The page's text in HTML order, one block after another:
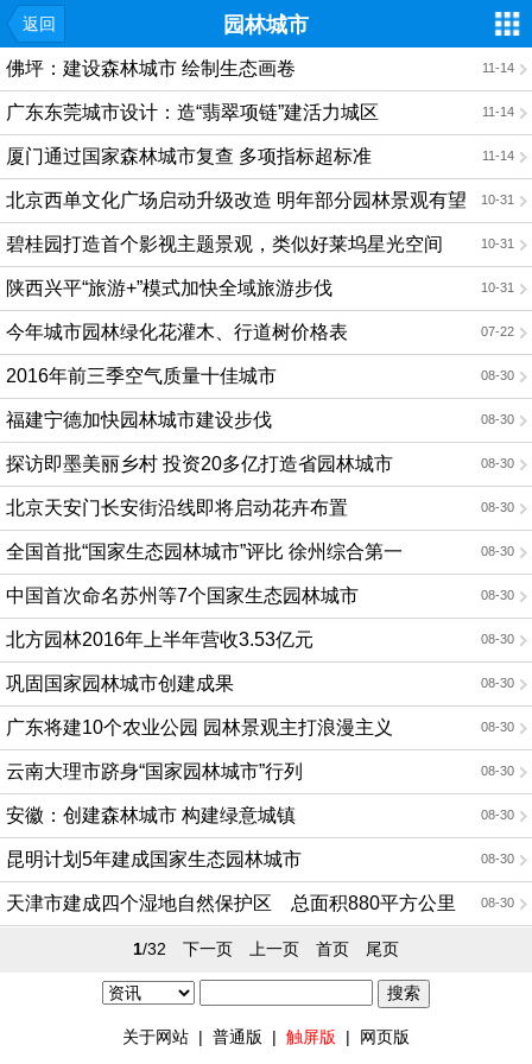
返回 园林城市
11-14
佛坪：建设森林城市 绘制生态画卷
11-14
广东东莞城市设计：造“翡翠项链”建活力城区
11-14
厦门通过国家森林城市复查 多项指标超标准
10-31
北京西单文化广场启动升级改造 明年部分园林景观有望
亮相 10-31
碧桂园打造首个影视主题景观，类似好莱坞星光空间
10-31
陕西兴平“旅游+”模式加快全域旅游步伐
07-22
今年城市园林绿化花灌木、行道树价格表
08-30
2016年前三季空气质量十佳城市
08-30
福建宁德加快园林城市建设步伐
08-30
探访即墨美丽乡村 投资20多亿打造省园林城市
08-30
北京天安门长安街沿线即将启动花卉布置
08-30
全国首批“国家生态园林城市”评比 徐州综合第一
08-30
中国首次命名苏州等7个国家生态园林城市
08-30
北方园林2016年上半年营收3.53亿元
08-30
巩固国家园林城市创建成果
08-30
广东将建10个农业公园 园林景观主打浪漫主义
08-30
云南大理市跻身“国家园林城市”行列
08-30
安徽：创建森林城市 构建绿意城镇
08-30
昆明计划5年建成国家生态园林城市
08-30
天津市建成四个湿地自然保护区 总面积880平方公里
1/32 下一页 上一页 首页 尾页
关于网站 | 普通版 | 触屏版 | 网页版